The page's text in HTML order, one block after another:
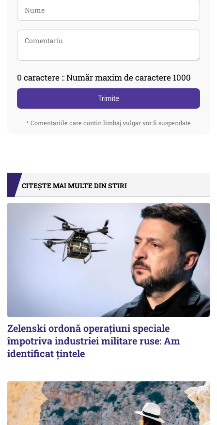
0 caractere :: Număr maxim de caractere 1000
Trimite
* Comentariile care contin limbaj vulgar vor fi suspendate
CITEȘTE MAI MULTE DIN STIRI
Zelenski ordonă operațiuni speciale
împotriva industriei militare ruse: Am
identificat țintele